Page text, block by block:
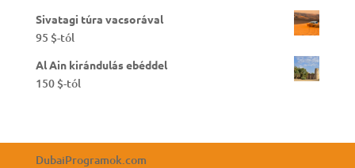
Sivatagi túra vacsorával
95 $-tól
Al Ain kirándulás ebéddel
150 $-tól
DubaiProgramok.com